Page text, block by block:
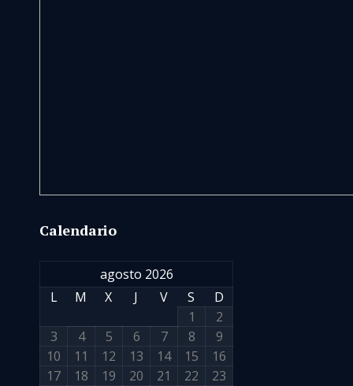
Calendario
agosto 2026
L
M X J V S
D
1
2
3
4 5 6 7 8
9
10
11 12 13 14 15
16
17
18 19 20 21 22
23